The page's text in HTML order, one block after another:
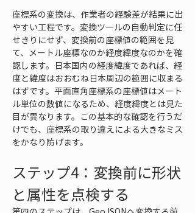
座標系の変換は、作業者の経験差が結果に出
やすい工程です。変換ツールの自動判定に任
せきりにせず、変換前の座標値の範囲を見
て、メートル座標なのか経度緯度なのかを確
認します。日本国内の経度緯度であれば、経
度と緯度はおおむね日本周辺の範囲に収まる
はずです。平面直角座標系の座標値はメート
ル単位の数値になるため、経度緯度とは見た
目が異なります。この基本的な確認を行うだ
けでも、座標系の取り違えによる大きなミス
をかなり防げます。
ステップ4：変換前に形状
と属性を点検する